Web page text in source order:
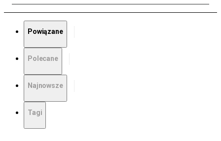
Powiązane
Polecane
Najnowsze
Tagi